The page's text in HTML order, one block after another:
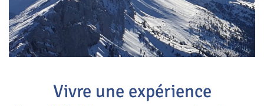
Vivre une expérience